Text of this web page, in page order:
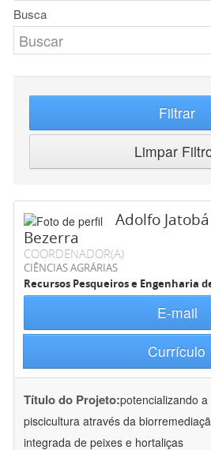
Busca
Filtrar
Limpar
Adolfo
Bezerra
COORDENADOR(A)
CIÊNCIAS AGRÁRIAS
Recursos Pesqueiros e Engenharia
E-mail
Currículo
Título do Projeto:potencializando
piscicultura através da
integrada de peixes e hortaliças